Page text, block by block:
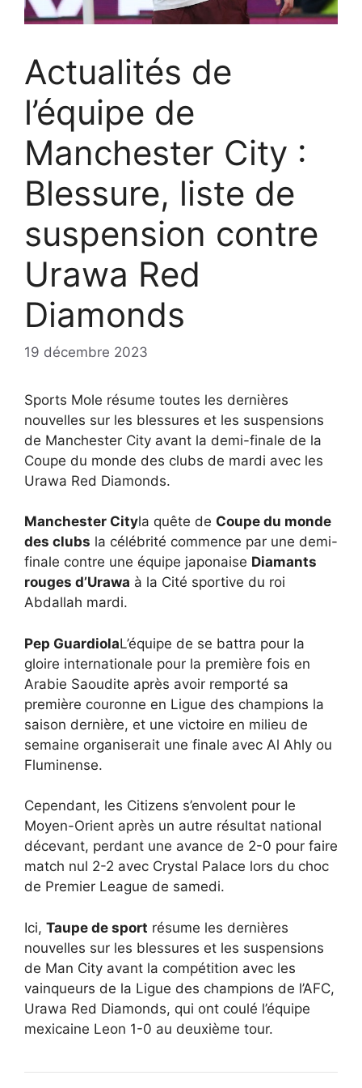
Actualités de
l’équipe de
Manchester City :
Blessure, liste de
suspension contre
Urawa Red
Diamonds
19 décembre 2023
Sports Mole résume toutes les dernières
nouvelles sur les blessures et les suspensions
de Manchester City avant la demi-finale de la
Coupe du monde des clubs de mardi avec les
Urawa Red Diamonds.
Manchester Cityla quête de Coupe du monde
des clubs la célébrité commence par une demi-
finale contre une équipe japonaise Diamants
rouges d’Urawa à la Cité sportive du roi
Abdallah mardi.
Pep GuardiolaL’équipe de se battra pour la
gloire internationale pour la première fois en
Arabie Saoudite après avoir remporté sa
première couronne en Ligue des champions la
saison dernière, et une victoire en milieu de
semaine organiserait une finale avec Al Ahly ou
Fluminense.
Cependant, les Citizens s’envolent pour le
Moyen-Orient après un autre résultat national
décevant, perdant une avance de 2-0 pour faire
match nul 2-2 avec Crystal Palace lors du choc
de Premier League de samedi.
Ici, Taupe de sport résume les dernières
nouvelles sur les blessures et les suspensions
de Man City avant la compétition avec les
vainqueurs de la Ligue des champions de l’AFC,
Urawa Red Diamonds, qui ont coulé l’équipe
mexicaine Leon 1-0 au deuxième tour.